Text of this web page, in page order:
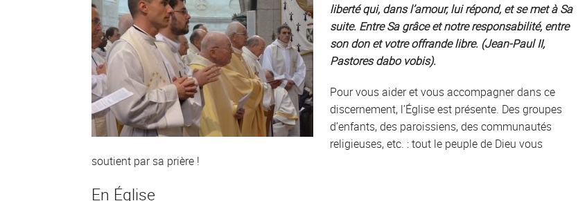
liberté qui, dans l’amour, lui répond, et se met à Sa
suite. Entre Sa grâce et notre responsabilité, entre
son don et votre offrande libre. (Jean-Paul II,
Pastores dabo vobis).
Pour vous aider et vous accompagner dans ce
discernement, l’Église est présente. Des groupes
d’enfants, des paroissiens, des communautés
religieuses, etc. : tout le peuple de Dieu vous
soutient par sa prière !
En Église